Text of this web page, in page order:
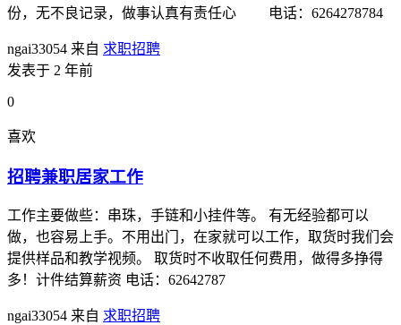
份，无不良记录，做事认真有责任心 电话：6264278784
ngai33054 来自 求职招聘
发表于 2 年前
0
喜欢
招聘兼职居家工作
工作主要做些：串珠，手链和小挂件等。 有无经验都可以
做，也容易上手。不用出门，在家就可以工作，取货时我们会
提供样品和教学视频。 取货时不收取任何费用，做得多挣得
多！计件结算薪资 电话：62642787
ngai33054 来自 求职招聘